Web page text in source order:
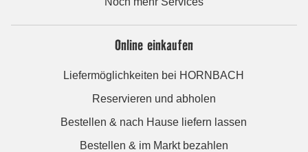
Online einkaufen
Liefermöglichkeiten bei HORNBACH
Reservieren und abholen
Bestellen & nach Hause liefern lassen
Bestellen & im Markt bezahlen